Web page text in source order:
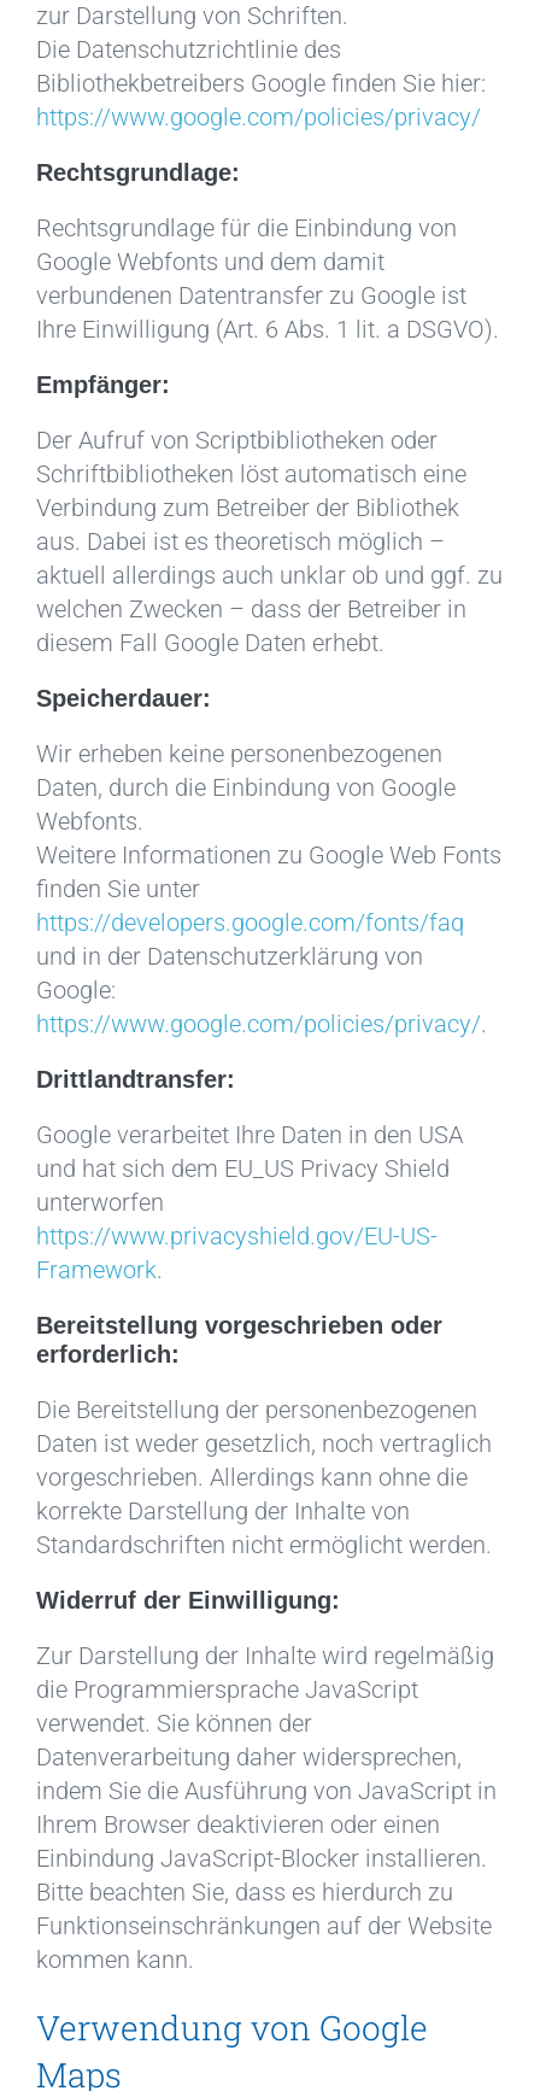
zur Darstellung von Schriften.
Die Datenschutzrichtlinie des
Bibliothekbetreibers Google finden Sie hier:
https://www.google.com/policies/privacy/
Rechtsgrundlage:
Rechtsgrundlage für die Einbindung von
Google Webfonts und dem damit
verbundenen Datentransfer zu Google ist
Ihre Einwilligung (Art. 6 Abs. 1 lit. a DSGVO).
Empfänger:
Der Aufruf von Scriptbibliotheken oder
Schriftbibliotheken löst automatisch eine
Verbindung zum Betreiber der Bibliothek
aus. Dabei ist es theoretisch möglich –
aktuell allerdings auch unklar ob und ggf. zu
welchen Zwecken – dass der Betreiber in
diesem Fall Google Daten erhebt.
Speicherdauer:
Wir erheben keine personenbezogenen
Daten, durch die Einbindung von Google
Webfonts.
Weitere Informationen zu Google Web Fonts
finden Sie unter
https://developers.google.com/fonts/faq
und in der Datenschutzerklärung von
Google:
https://www.google.com/policies/privacy/.
Drittlandtransfer:
Google verarbeitet Ihre Daten in den USA
und hat sich dem EU_US Privacy Shield
unterworfen
https://www.privacyshield.gov/EU-US-
Framework.
Bereitstellung vorgeschrieben oder
erforderlich:
Die Bereitstellung der personenbezogenen
Daten ist weder gesetzlich, noch vertraglich
vorgeschrieben. Allerdings kann ohne die
korrekte Darstellung der Inhalte von
Standardschriften nicht ermöglicht werden.
Widerruf der Einwilligung:
Zur Darstellung der Inhalte wird regelmäßig
die Programmiersprache JavaScript
verwendet. Sie können der
Datenverarbeitung daher widersprechen,
indem Sie die Ausführung von JavaScript in
Ihrem Browser deaktivieren oder einen
Einbindung JavaScript-Blocker installieren.
Bitte beachten Sie, dass es hierdurch zu
Funktionseinschränkungen auf der Website
kommen kann.
Verwendung von Google
Maps